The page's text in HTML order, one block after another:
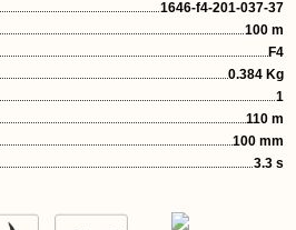
1646-f4-201-037-37
100 m
F4
0.384 Kg
1
110 m
100 mm
3.3 s